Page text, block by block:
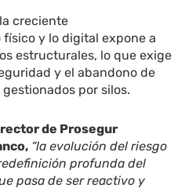
creciente
y lo digital expone a
estructurales, lo que exige
y el abandono de
por silos.
de Prosegur
“la evolución del riesgo
profunda del
pasa de ser reactivo y